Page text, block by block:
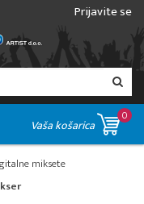
Prijavite se
Vaša košarica
0
miksete